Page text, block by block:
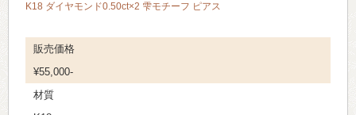
K18 ダイヤモンド0.50ct×2 雫モチーフ ピアス
販売価格
¥55,000-
材質